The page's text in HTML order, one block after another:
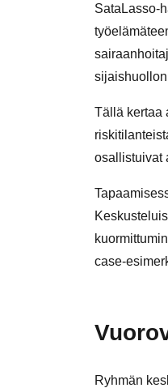
SataLasso-
Tällä kertaa
osallistuivat
case-
Ryhmän